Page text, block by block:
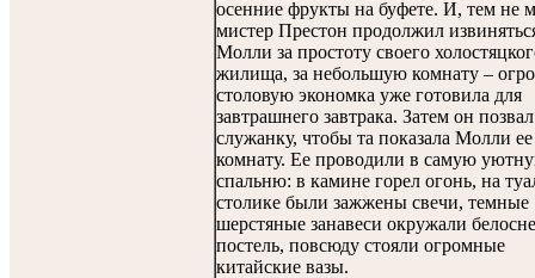
осенние фрукты на буфете. И, тем не
мистер Престон продолжил
Молли за простоту своего
жилища, за небольшую комнату –
столовую экономка уже готовила для
завтрашнего завтрака. Затем он позвал
служанку, чтобы та показала Молли ее
комнату. Ее проводили в самую
спальню: в камине горел огонь, на
столике были зажжены свечи, темные
шерстяные занавеси окружали
постель, повсюду стояли огромные
китайские вазы.